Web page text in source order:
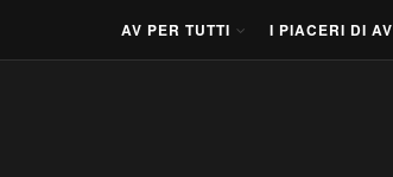
AV PER TUTTI I PIACERI DI AV